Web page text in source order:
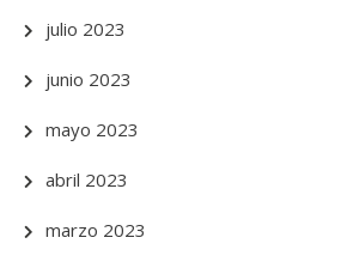
julio 2023
junio 2023
mayo 2023
abril 2023
marzo 2023